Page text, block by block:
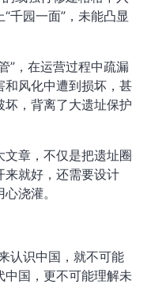
千园一面”，未能凸显
”，在运营过程中疏漏
和风化中遭到损坏，甚
，背离了大遗址保护
章，不仅是把遗址圈
来就好，还需要设计
浇灌。
认识中国，就不可能
国，更不可能理解未